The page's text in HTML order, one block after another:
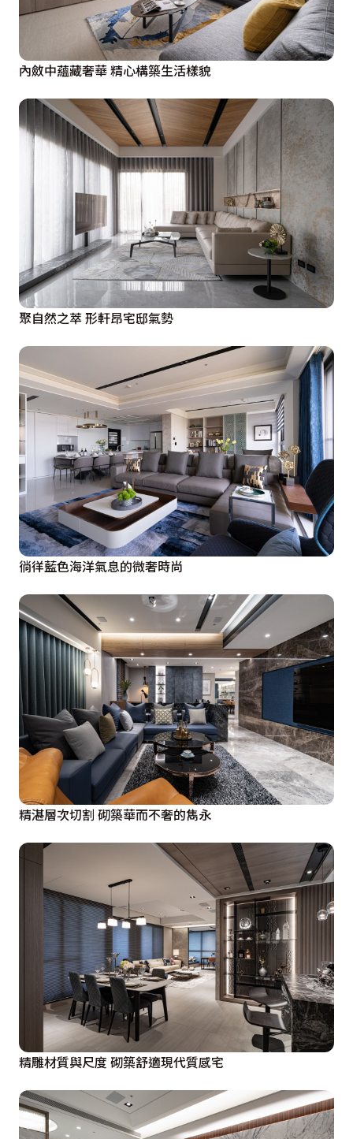
內斂中蘊藏奢華 精心構築生活樣貌
聚自然之萃 形軒昂宅邸氣勢
徜徉藍色海洋氣息的微奢時尚
精湛層次切割 砌築華而不奢的雋永
精雕材質與尺度 砌築舒適現代質感宅